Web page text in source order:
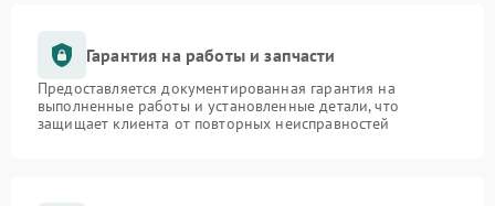
Гарантия на работы и запчасти
Предоставляется документированная гарантия на
выполненные работы и установленные детали, что
защищает клиента от повторных неисправностей